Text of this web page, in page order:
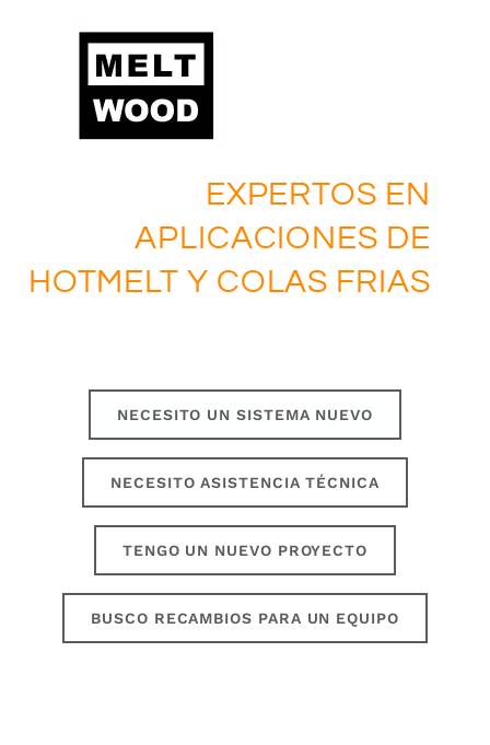
EXPERTOS EN
APLICACIONES DE
HOTMELT Y COLAS FRIAS
NECESITO UN SISTEMA NUEVO
NECESITO ASISTENCIA TÉCNICA
TENGO UN NUEVO PROYECTO
BUSCO RECAMBIOS PARA UN EQUIPO